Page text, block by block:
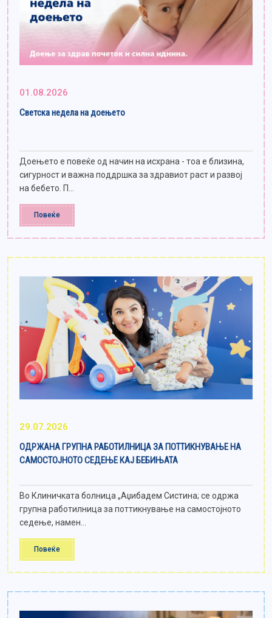
01.08.2026
Светска недела на доењето
Доењето е повеќе од начин на исхрана - тоа е близина,
сигурност и важна поддршка за здравиот раст и развој
на бебето. П...
Повеќе
29.07.2026
ОДРЖАНА ГРУПНА РАБОТИЛНИЦА ЗА ПОТТИКНУВАЊЕ НА
САМОСТОЈНОТО СЕДЕЊЕ КАЈ БЕБИЊАТА
Во Клиничката болница „Аџибадем Систина; се одржа
групна работилница за поттикнување на самостојното
седење, намен...
Повеќе